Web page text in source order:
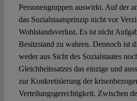
Personengruppen auswirkt. Auf der
das Sozialstaatsprinzip nicht vor
Wohlstandsverlust. Es ist nicht
Besitzstand zu wahren. Dennoch ist
weder aus Sicht des Sozialstaates
Gleichheitssatzes das einzige und
zur Konkretisierung der
Verteilungsgerechtigkeit. Zwischen